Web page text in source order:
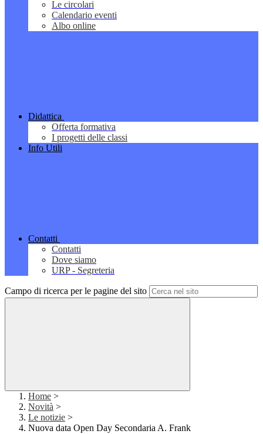
Le circolari
Calendario eventi
Albo online
Didattica
Offerta formativa
I progetti delle classi
Info Utili
Contatti
Contatti
Dove siamo
URP - Segreteria
Campo di ricerca per le pagine del sito
Home >
Novità >
Le notizie >
Nuova data Open Day Secondaria A. Frank